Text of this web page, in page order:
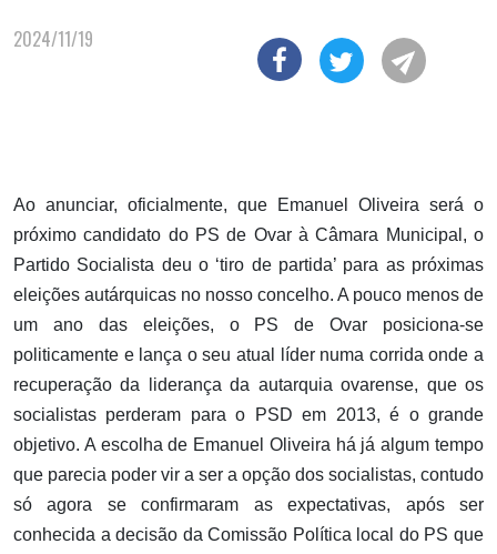
2024/11/19
Ao anunciar, oficialmente, que Emanuel Oliveira será o
próximo candidato do PS de Ovar à Câmara Municipal, o
Partido Socialista deu o ‘tiro de partida’ para as próximas
eleições autárquicas no nosso concelho. A pouco menos de
um ano das eleições, o PS de Ovar posiciona-se
politicamente e lança o seu atual líder numa corrida onde a
recuperação da liderança da autarquia ovarense, que os
socialistas perderam para o PSD em 2013, é o grande
objetivo. A escolha de Emanuel Oliveira há já algum tempo
que parecia poder vir a ser a opção dos socialistas, contudo
só agora se confirmaram as expectativas, após ser
conhecida a decisão da Comissão Política local do PS que